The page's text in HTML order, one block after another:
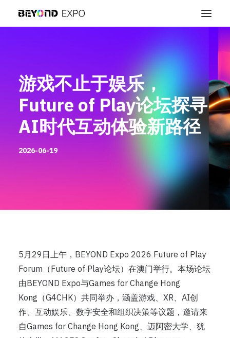
游戏不止于娱乐，
Future of Play论坛探寻
AI时代互动体验新路径
2026-06-19
5月29日上午，BEYOND Expo 2026 Future of Play
Forum（Future of Play论坛）在澳门举行。本场论坛
由BEYOND Expo与Games for Change Hong
Kong（G4CHK）共同举办，涵盖游戏、XR、AI创
作、互动娱乐、数字安全和组织决策等议题，邀请来
自Games for Change Hong Kong、迈阿密大学、犹